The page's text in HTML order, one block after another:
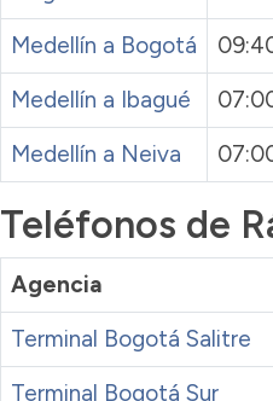
Medellín a Bogotá
Medellín a Ibagué
Medellín a Neiva
Teléfonos de
Agencia
Terminal Bogotá Salitre
Terminal Bogotá Sur